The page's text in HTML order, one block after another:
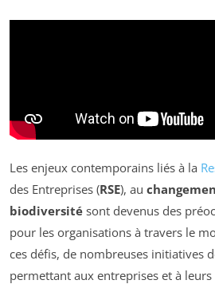
Les enjeux contemporains liés à la
des Entreprises (RSE), au
biodiversité sont devenus des
pour les organisations à travers le
ces défis, de nombreuses initiatives
permettant aux entreprises et à